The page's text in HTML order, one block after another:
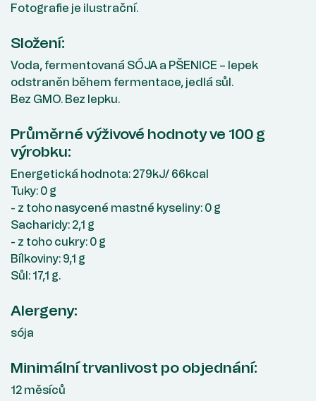
Fotografie je ilustrační.
Složení:
Voda, fermentovaná SÓJA a PŠENICE – lepek
odstraněn během fermentace, jedlá sůl.
Bez GMO. Bez lepku.
Průměrné výživové hodnoty ve 100 g
výrobku:
Energetická hodnota: 279kJ/ 66kcal
Tuky: 0 g
- z toho nasycené mastné kyseliny: 0 g
Sacharidy: 2,1 g
- z toho cukry: 0 g
Bílkoviny: 9,1 g
Sůl: 17,1 g.
Alergeny:
sója
Minimální trvanlivost po objednání:
12 měsíců